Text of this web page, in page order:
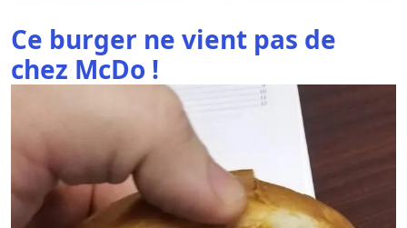
Ce burger ne vient pas de
chez McDo !